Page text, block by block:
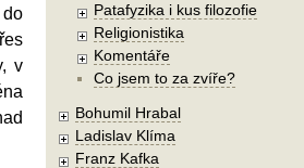
v
Patafyzika i kus filozofie
Religionistika
Komentáře
Co jsem to za zvíře?
Bohumil Hrabal
Ladislav Klíma
Franz Kafka